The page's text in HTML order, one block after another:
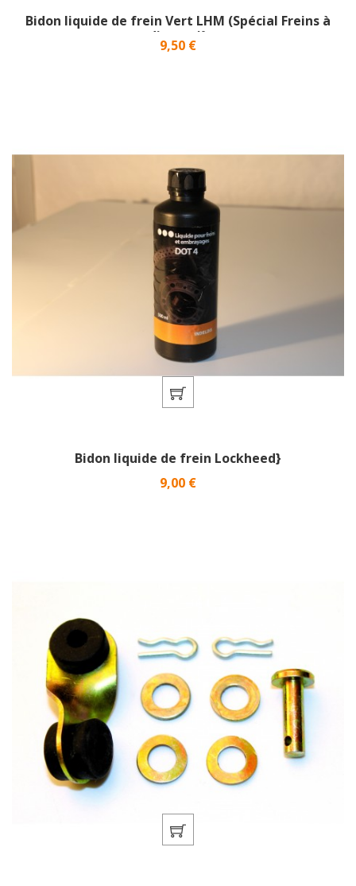
Bidon liquide de frein Vert LHM (Spécial Freins à
disques)}
Prix
9,50 €
Bidon liquide de frein Lockheed}
Prix
9,00 €